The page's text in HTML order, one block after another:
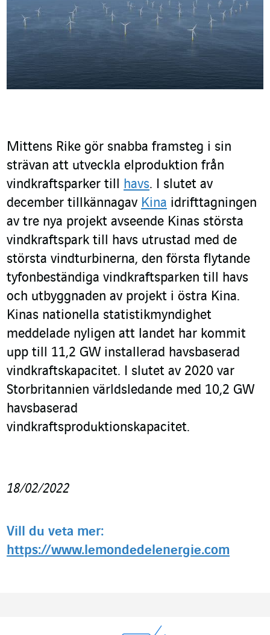
Mittens Rike gör snabba framsteg i sin
strävan att utveckla elproduktion från
vindkraftsparker till havs. I slutet av
december tillkännagav Kina idrifttagningen
av tre nya projekt avseende Kinas största
vindkraftspark till havs utrustad med de
största vindturbinerna, den första flytande
tyfonbeständiga vindkraftsparken till havs
och utbyggnaden av projekt i östra Kina.
Kinas nationella statistikmyndighet
meddelade nyligen att landet har kommit
upp till 11,2 GW installerad havsbaserad
vindkraftskapacitet. I slutet av 2020 var
Storbritannien världsledande med 10,2 GW
havsbaserad
vindkraftsproduktionskapacitet.
18/02/2022
Vill du veta mer:
https://www.lemondedelenergie.com